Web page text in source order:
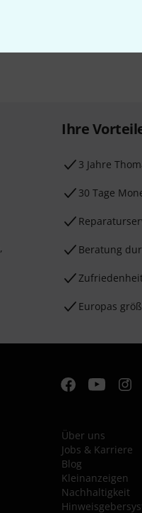
,
Ihre
3 Jahre
30 Tage
Beratung
Europas
Über uns
Jobs & Karriere
Blog
Kleinanzeigen
Nachhaltigkeit